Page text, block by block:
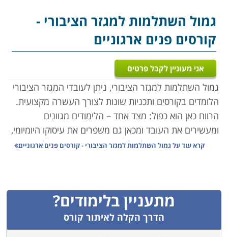
גמול השתלמות למגזר הציבורי -
קורסים פנים ארגוניים
אני מעוניין לקבל פרטים
גמול השתלמות למגזר הציבורי, ניתן לעובדי המגזר הציבורי
הלומדים בקורסים ותכניות שונות לצורך העשרה מקצועית.
הרווח כאן הוא כפול: מצד אחד – הלימודים מגוונים
ומעשירים את העובד ומכאן גם משפרים את עיסוקו היומיומי,
ומצד שני – הוא מקבל על כך תוספת משמעותית לשכר
הקריטריון הראשי הוא מספר מינימאלי של שעות שיש ללמוד
כדי להגיש בקשה להכרה בגמול השתלמות.
קרא עוד על גמול השתלמות למגזר הציבורי - קורסים פנים ארגוניים
מתעניין בלימודים?
הדרך הקלה לאיתור קורס